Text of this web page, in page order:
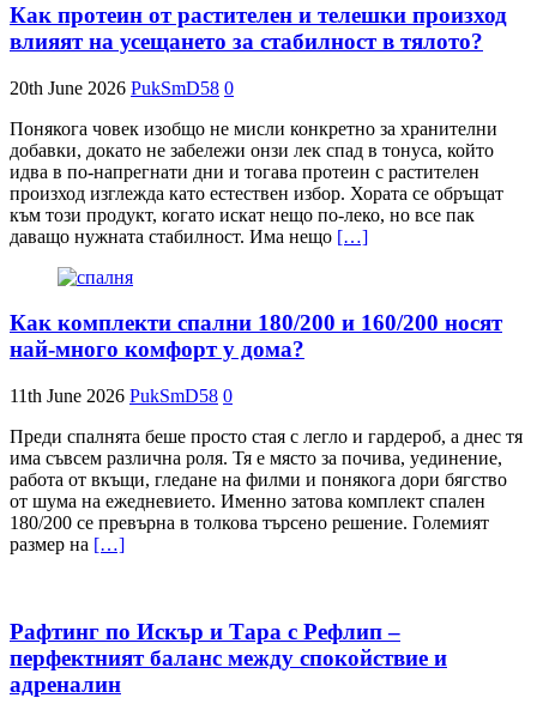
Как протеин от растителен и телешки произход
влияят на усещането за стабилност в тялото?
20th June 2026 PukSmD58 0
Понякога човек изобщо не мисли конкретно за хранителни
добавки, докато не забележи онзи лек спад в тонуса, който
идва в по-напрегнати дни и тогава протеин с растителен
произход изглежда като естествен избор. Хората се обръщат
към този продукт, когато искат нещо по-леко, но все пак
даващо нужната стабилност. Има нещо […]
Как комплекти спални 180/200 и 160/200 носят
най-много комфорт у дома?
11th June 2026 PukSmD58 0
Преди спалнята беше просто стая с легло и гардероб, а днес тя
има съвсем различна роля. Тя е място за почива, уединение,
работа от вкъщи, гледане на филми и понякога дори бягство
от шума на ежедневието. Именно затова комплект спален
180/200 се превърна в толкова търсено решение. Големият
размер на […]
Рафтинг по Искър и Тара с Рефлип –
перфектният баланс между спокойствие и
адреналин